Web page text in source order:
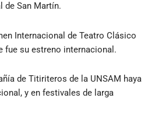
de San Martín.
Internacional de Teatro Clásico
fue su estreno internacional.
de Titiriteros de la UNSAM haya
y en festivales de larga